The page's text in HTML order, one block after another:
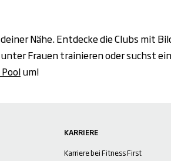
Nähe. Entdecke die Clubs mit
Frauen trainieren oder suchst
um!
KARRIERE
Karriere bei Fitness First